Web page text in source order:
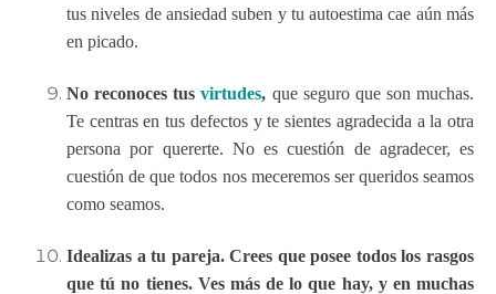
tus niveles de ansiedad suben y tu autoestima cae aún más
en picado.
No reconoces tusvirtudes, que seguro que son muchas.
Te centras en tus defectos y te sientes agradecida a la otra
persona por quererte. No es cuestión de agradecer, es
cuestión de que todos nos meceremos ser queridos seamos
como seamos.
Idealizas a tu pareja. Crees que posee todos los rasgos
que tú no tienes. Ves más de lo que hay, y en muchas